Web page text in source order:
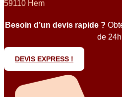
59110 Hem
Besoin d’un devis rapide ?
de 24h
DEVIS EXPRESS !